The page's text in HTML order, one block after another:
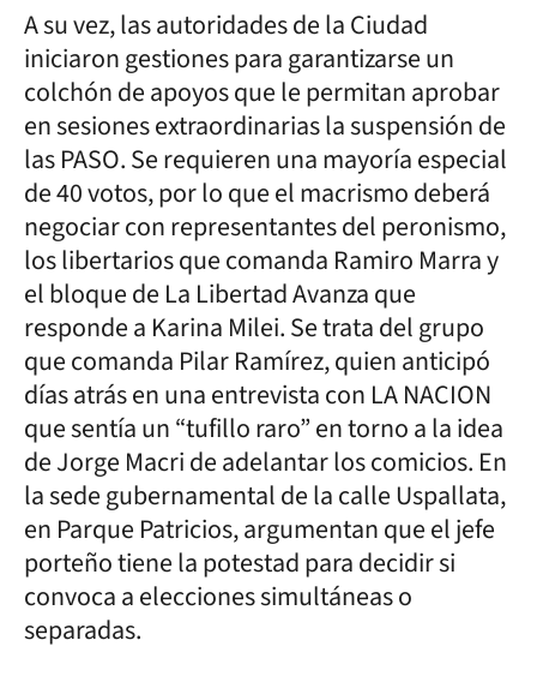
A su vez, las autoridades de la Ciudad
iniciaron gestiones para garantizarse un
colchón de apoyos que le permitan aprobar
en sesiones extraordinarias la suspensión de
las PASO. Se requieren una mayoría especial
de 40 votos, por lo que el macrismo deberá
negociar con representantes del peronismo,
los libertarios que comanda Ramiro Marra y
el bloque de La Libertad Avanza que
responde a Karina Milei. Se trata del grupo
que comanda Pilar Ramírez, quien anticipó
días atrás en una entrevista con LA NACION
que sentía un “tufillo raro” en torno a la idea
de Jorge Macri de adelantar los comicios. En
la sede gubernamental de la calle Uspallata,
en Parque Patricios, argumentan que el jefe
porteño tiene la potestad para decidir si
convoca a elecciones simultáneas o
separadas.